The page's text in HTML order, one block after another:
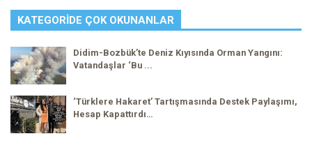
KATEGORIDE ÇOK OKUNANLAR
Didim-Bozbük’te Deniz Kıyısında Orman Yangını:
Vatandaşlar ‘Bu ...
‘Türklere Hakaret’ Tartışmasında Destek Paylaşımı,
Hesap Kapattırdı…